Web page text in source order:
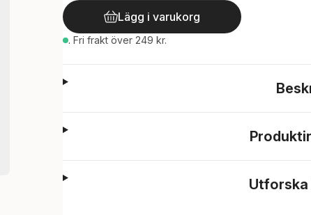
Lägg i varukorg
. Fri frakt över 249 kr.